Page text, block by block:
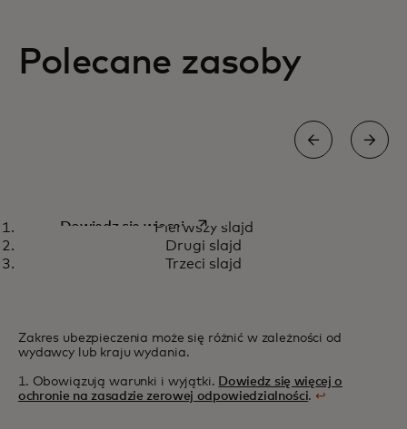
Polecane zasoby
Jak wykorzystujemy technologię
AI do zwalczania oszustw
Dowiedz się więcejopens in a new tab
Pierwszy slajd
Drugi slajd
Trzeci slajd
Zakres ubezpieczenia może się różnić w zależności od
wydawcy lub kraju wydania.
1. Obowiązują warunki i wyjątki. Dowiedz się więcej o
ochronie na zasadzie zerowej odpowiedzialności.↩